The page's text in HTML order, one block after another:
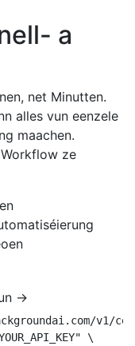
a
net Minutten.
alles vun eenzele
maachen.
ze
→
v1/
\